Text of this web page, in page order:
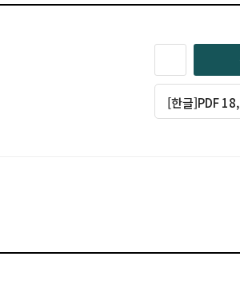
[한글]PDF